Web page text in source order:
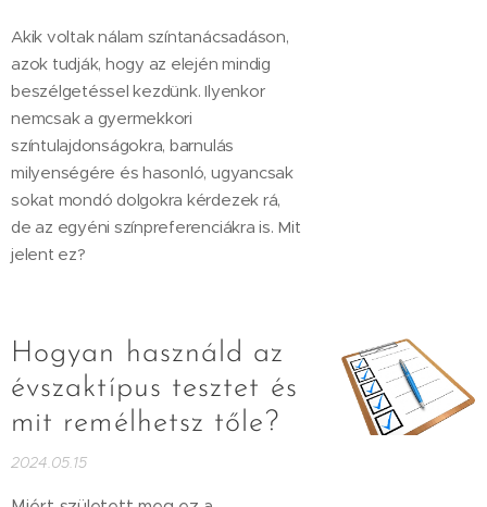
Akik voltak nálam színtanácsadáson,
azok tudják, hogy az elején mindig
beszélgetéssel kezdünk. Ilyenkor
nemcsak a gyermekkori
színtulajdonságokra, barnulás
milyenségére és hasonló, ugyancsak
sokat mondó dolgokra kérdezek rá,
de az egyéni színpreferenciákra is. Mit
jelent ez?
Hogyan használd az
évszaktípus tesztet és
mit remélhetsz tőle?
2024.05.15